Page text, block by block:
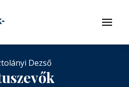
Menü
Dezső